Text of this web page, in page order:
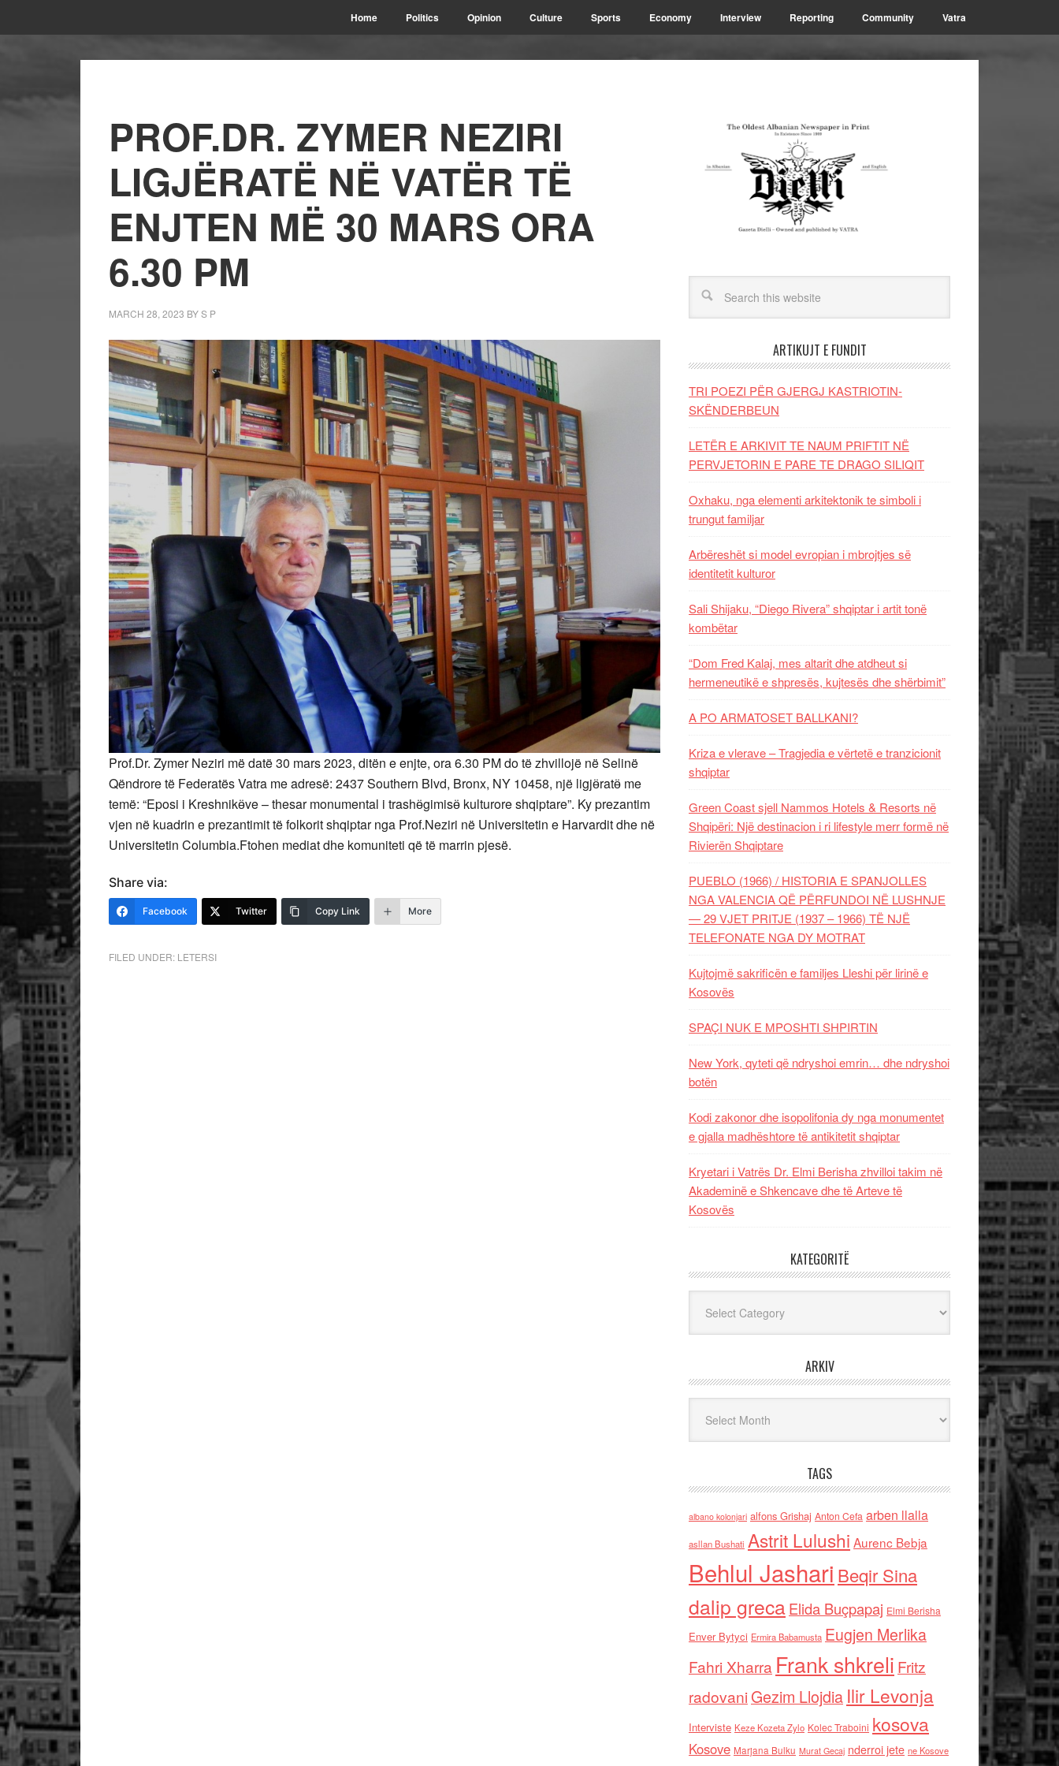
Home Politics Opinion Culture Sports Economy Interview Reporting Community Vatra
PROF.DR. ZYMER NEZIRI
LIGJËRATË NË VATËR TË
ENJTEN MË 30 MARS ORA
6.30 PM
MARCH 28, 2023 BYS P
Prof.Dr. Zymer Neziri më datë 30 mars 2023, ditën e enjte, ora 6.30 PM do të zhvillojë në Selinë
Qëndrore të Federatës Vatra me adresë: 2437 Southern Blvd, Bronx, NY 10458, një ligjӫratӫ me
temë: “Eposi i Kreshnikӫve – thesar monumental i trashӫgimisӫ kulturore shqiptare”. Ky prezantim
vjen në kuadrin e prezantimit të folkorit shqiptar nga Prof.Neziri në Universitetin e Harvardit dhe në
Universitetin Columbia.Ftohen mediat dhe komuniteti që të marrin pjesë.
Share via:
Facebook Twitter Copy Link More
FILED UNDER: LETERSI
ARTIKUJT E FUNDIT
TRI POEZI PËR GJERGJ KASTRIOTIN-
SKËNDERBEUN
LETËR E ARKIVIT TE NAUM PRIFTIT NË
PERVJETORIN E PARE TE DRAGO SILIQIT
Oxhaku, nga elementi arkitektonik te simboli i
trungut familjar
Arbëreshët si model evropian i mbrojtjes së
identitetit kulturor
Sali Shijaku, “Diego Rivera” shqiptar i artit tonë
kombëtar
“Dom Fred Kalaj, mes altarit dhe atdheut si
hermeneutikë e shpresës, kujtesës dhe shërbimit”
A PO ARMATOSET BALLKANI?
Kriza e vlerave – Tragjedia e vërtetë e tranzicionit
shqiptar
Green Coast sjell Nammos Hotels & Resorts në
Shqipëri: Një destinacion i ri lifestyle merr formë në
Rivierën Shqiptare
PUEBLO (1966) / HISTORIA E SPANJOLLES
NGA VALENCIA QË PËRFUNDOI NË LUSHNJE
— 29 VJET PRITJE (1937 – 1966) TË NJË
TELEFONATE NGA DY MOTRAT
Kujtojmë sakrificën e familjes Lleshi për lirinë e
Kosovës
SPAÇI NUK E MPOSHTI SHPIRTIN
New York, qyteti që ndryshoi emrin… dhe ndryshoi
botën
Kodi zakonor dhe isopolifonia dy nga monumentet
e gjalla madhështore të antikitetit shqiptar
Kryetari i Vatrës Dr. Elmi Berisha zhvilloi takim në
Akademinë e Shkencave dhe të Arteve të
Kosovës
KATEGORITË
ARKIV
TAGS
albano kolonjari alfons Grishaj Anton Cefa arben llalla
asllan Bushati Astrit Lulushi Aurenc Bebja
Behlul Jashari Beqir Sina
dalip grecaElida Buçpapaj Elmi Berisha
Enver Bytyci Ermira Babamusta Eugjen Merlika
Fahri Xharra Frank shkreli Fritz
radovaniGezim Llojdia Ilir Levonja
Interviste Keze Kozeta Zylo Kolec Traboini kosova
Kosove Marjana Bulku Murat Gecaj nderroi jete ne Kosove